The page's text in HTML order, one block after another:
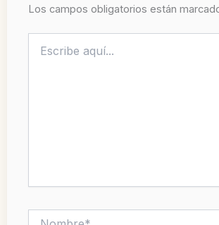
Los campos obligatorios están
aquí...